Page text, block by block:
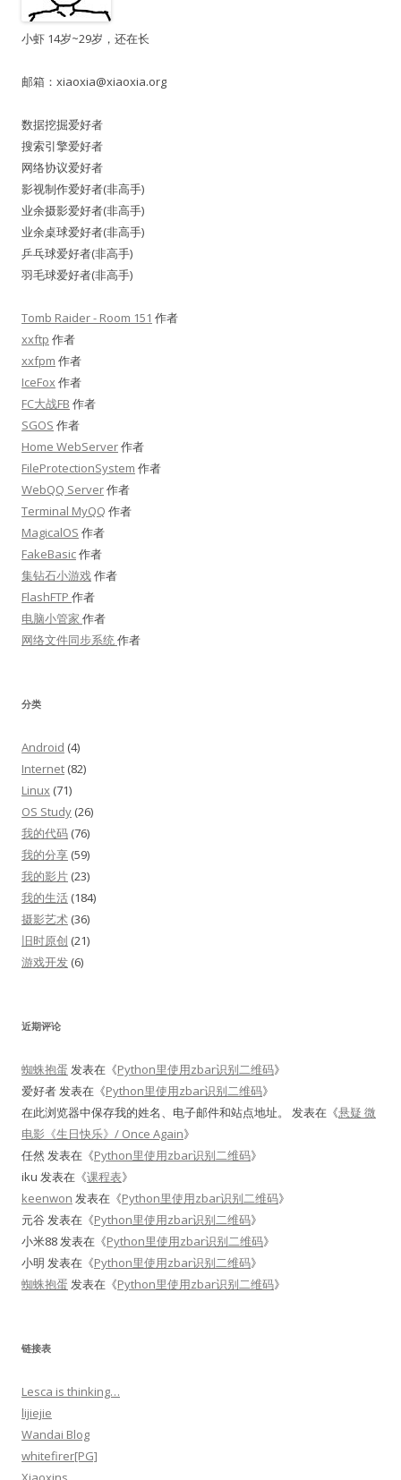
小虾 14岁~29岁，还在长
邮箱： xiaoxia@xiaoxia.org
数据挖掘爱好者
搜索引擎爱好者
网络协议爱好者
影视制作爱好者(非高手)
业余摄影爱好者(非高手)
业余桌球爱好者(非高手)
乒乓球爱好者(非高手)
羽毛球爱好者(非高手)
Tomb Raider - Room 151 作者
xxftp 作者
xxfpm 作者
IceFox作者
FC大战FB 作者
SGOS 作者
Home WebServer作者
FileProtectionSystem 作者
WebQQ Server作者
Terminal MyQQ 作者
MagicalOS 作者
FakeBasic作者
集钻石小游戏作者
FlashFTP 作者
电脑小管家 作者
网络文件同步系统作者
分类
Android (4)
Internet (82)
Linux (71)
OS Study (26)
我的代码 (76)
我的分享 (59)
我的影片 (23)
我的生活 (184)
摄影艺术 (36)
旧时原创 (21)
游戏开发 (6)
近期评论
蜘蛛抱蛋 发表在《Python里使用zbar识别二维码》
爱好者发表在《Python里使用zbar识别二维码》
在此浏览器中保存我的姓名、电子邮件和站点地址。
发表在《悬疑 微
电影《生日快乐》/ Once Again》
任然 发表在《Python里使用zbar识别二维码》
iku 发表在《课程表》
keenwon 发表在《Python里使用zbar识别二维码》
元谷发表在《Python里使用zbar识别二维码》
小米88发表在《Python里使用zbar识别二维码》
小明 发表在《Python里使用zbar识别二维码》
蜘蛛抱蛋 发表在《Python里使用zbar识别二维码》
链接表
Lesca is thinking…
lijiejie
Wandai Blog
whitefirer[PG]